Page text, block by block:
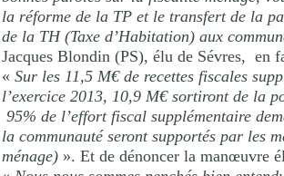
la réforme de la TP et le transfert de la
de la TH (Taxe d’Habitation) aux
Jacques Blondin (PS), élu de Sévres, en
« Sur les 11,5 M€ de recettes fiscales
l’exercice 2013, 10,9 M€ sortiront de la
95% de l’effort fiscal supplémentaire
la communauté seront supportés par les
ménage) ». Et de dénoncer la manœuvre